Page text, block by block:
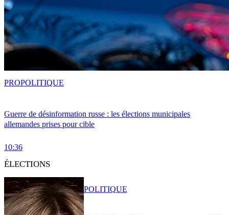
Guerre de désinformation russe : les élections municipales
allemandes prises pour cible
10:36
PROPOLITIQUE
ÉLECTIONS
POLITIQUE